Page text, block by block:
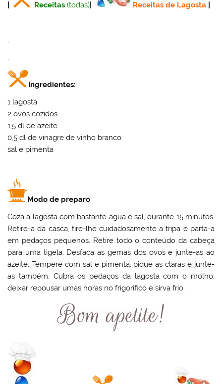
Receitas (todas) Receitas de Lagosta
.
.
Ingredientes:
1 lagosta
2 ovos cozidos
1,5 dl de azeite
0,5 dl de vinagre de vinho branco
sal e pimenta
Modo de preparo
Coza a lagosta com bastante água e sal, durante 15 minutos.
Retire-a da casca, tire-lhe cuidadosamente a tripa e parta-a
em pedaços pequenos. Retire todo o conteúdo da cabeça
para uma tigela. Desfaça as gemas dos ovos e junte-as ao
azeite. Tempere com sal e pimenta, pique as claras e junte-
as também. Cubra os pedaços da lagosta com o molho,
deixar repousar umas horas no frigorífico e sirva frio.